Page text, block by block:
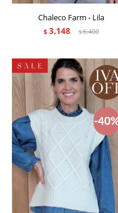
Chaleco Farm - Lila
$ 3.148 $6.400